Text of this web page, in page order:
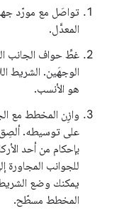
المعدَّل.
غطِّ حواف الجانب
هو الأنسب.
على توسيطه.
بإحكام من أحد
للجوانب المجاورة
يمكنك وضع
المخطط مسطّح.